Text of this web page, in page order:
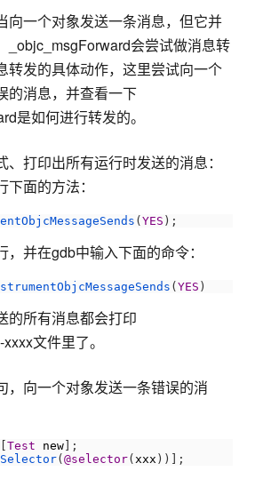
向一个对象发送一条消息，但它并
_objc_msgForward会尝试做消息转
转发的具体动作，这里尝试向一个
的消息，并查看一下
是如何进行转发的。
打印出所有运行时发送的消息：
面的方法：
( YES ) ;
并在gdb中输入下面的命令：
( YES )
的所有消息都会打印
文件里了。
，向一个对象发送一条错误的消
Test new]
;
( @selector( xxx ) ) ;